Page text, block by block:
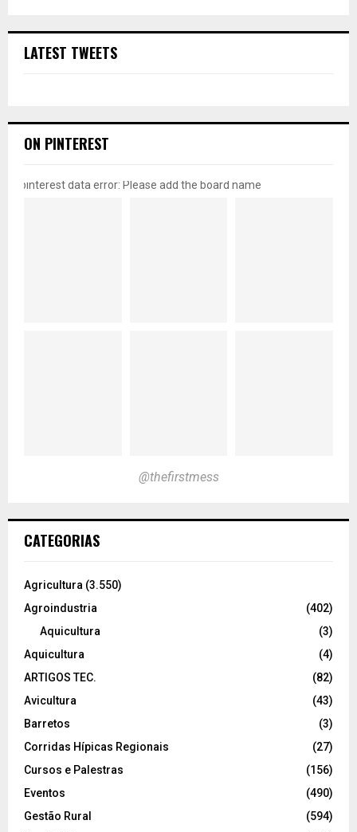
LATEST TWEETS
ON PINTEREST
pinterest data error: Please add the board name
@thefirstmess
CATEGORIAS
Agricultura (3.550)
Agroindustria
(402)
Aquicultura
(3)
Aquicultura
(4)
ARTIGOS TEC.
(82)
Avicultura
(43)
Barretos
(3)
Corridas Hípicas Regionais
(27)
Cursos e Palestras
(156)
Eventos
(490)
Gestão Rural
(594)